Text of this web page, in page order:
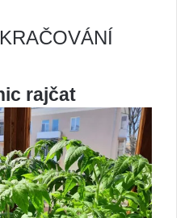
rajčat